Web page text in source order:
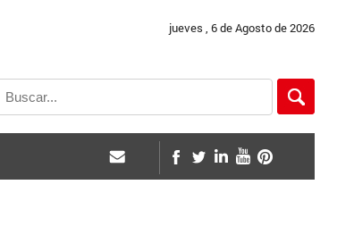
jueves , 6 de Agosto de 2026